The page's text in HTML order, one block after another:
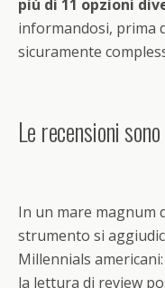
più di 11 opzioni
informandosi, prima
sicuramente
Le recensioni
In un mare magnum
strumento si
Millennials
la lettura di review